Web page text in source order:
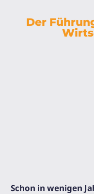
Der
Schon in wenigen